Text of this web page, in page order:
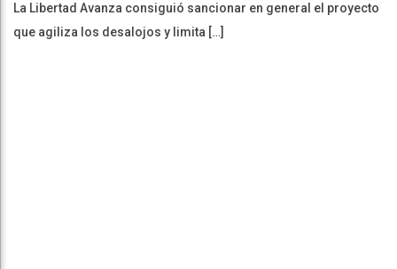
La Libertad Avanza consiguió sancionar en general el proyecto
que agiliza los desalojos y limita […]